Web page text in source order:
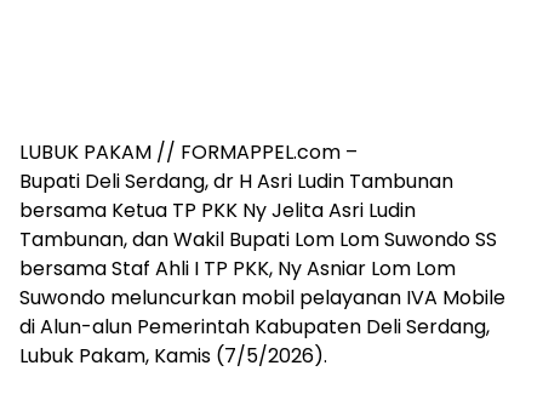
LUBUK PAKAM // FORMAPPEL.com –
Bupati Deli Serdang, dr H Asri Ludin Tambunan
bersama Ketua TP PKK Ny Jelita Asri Ludin
Tambunan, dan Wakil Bupati Lom Lom Suwondo SS
bersama Staf Ahli I TP PKK, Ny Asniar Lom Lom
Suwondo meluncurkan mobil pelayanan IVA Mobile
di Alun-alun Pemerintah Kabupaten Deli Serdang,
Lubuk Pakam, Kamis (7/5/2026).